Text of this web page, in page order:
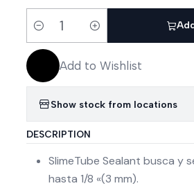
Quantity
Add to Wishlist
Show stock from locations
DESCRIPTION
SlimeTube Sealant busca y
hasta 1/8 «(3 mm).